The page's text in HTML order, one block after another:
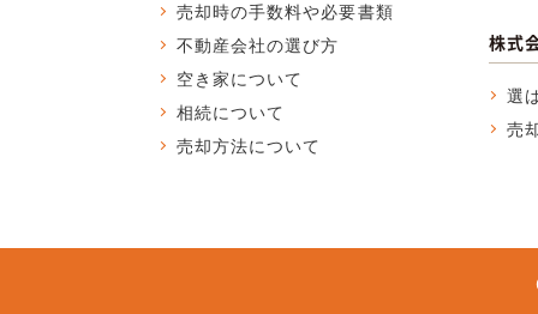
売却時の手数料や必要書類
不動産会社の選び方
空き家について
相続について
売却方法について
株式
選
売